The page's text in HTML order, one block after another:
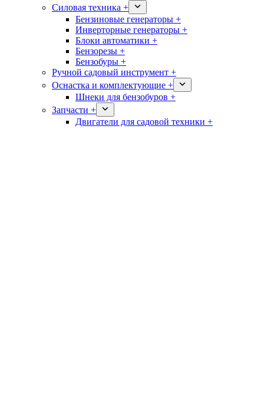
Силовая техника +
Бензиновые генераторы +
Инверторные генераторы +
Блоки автоматики +
Бензорезы +
Бензобуры +
Ручной садовый инструмент +
Оснастка и комплектующие +
Шнеки для бензобуров +
Запчасти +
Двигатели для садовой техники +